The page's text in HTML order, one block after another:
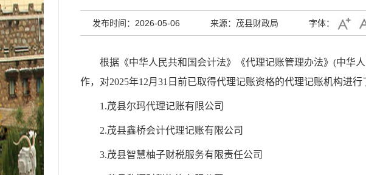
发布时间：2026-05-06 来源：茂县财政局 字体：
根据《中华人民共和国会计法》《代理记账管理办法》(中华
作，对2025年12月31日前已取得代理记账资格的代理记账机构进
1.茂县尔玛代理记账有限公司
2.茂县鑫桥会计代理记账有限公司
3.茂县智慧柚子财税服务有限责任公司